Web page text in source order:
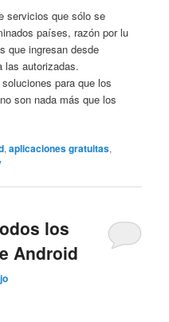
servicios que sólo se
países, razón por lu
que ingresan desde
las autorizadas.
para que los
son nada más que los
,aplicaciones gratuitas,
los
Android